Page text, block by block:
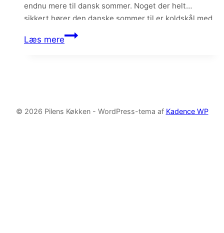
endnu mere til dansk sommer. Noget der helt
sikkert hører den danske sommer til er koldskål med
jordbær og kammerjunkere, hvilket jeg kan spise både
morgen, middag og aften…
Læs mereSommerlig
© 2026 Pilens Køkken - WordPress-tema af Kadence WP